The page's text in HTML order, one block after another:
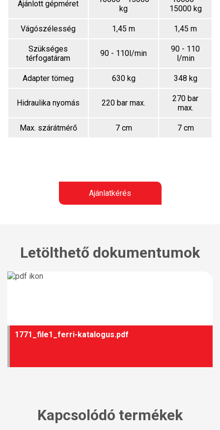
Ajánlott gépméret
kg
15000 kg
Vágószélesség 1,45 m 1,45 m
Szükséges
térfogatáram
90 - 110l/min
90 - 110
l/min
Adapter tömeg 630 kg 348 kg
Hidraulika nyomás 220 bar max.
270 bar
max.
Max. szárátmérő 7 cm 7 cm
Ajánlatkérés
Letölthető dokumentumok
1771_file1_ferri-katalogus.pdf
Kapcsolódó termékek